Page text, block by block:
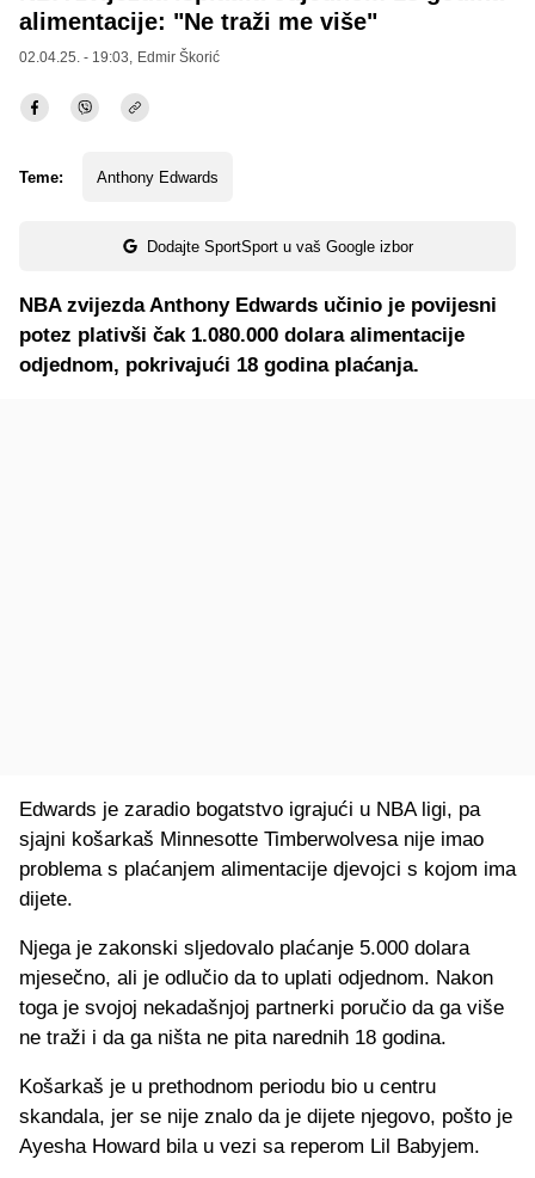
alimentacije: "Ne traži me više"
02.04.25. - 19:03, Edmir Škorić
Teme: Anthony Edwards
Dodajte SportSport u vaš Google izbor
NBA zvijezda Anthony Edwards učinio je povijesni
potez plativši čak 1.080.000 dolara alimentacije
odjednom, pokrivajući 18 godina plaćanja.
Edwards je zaradio bogatstvo igrajući u NBA ligi, pa
sjajni košarkaš Minnesotte Timberwolvesa nije imao
problema s plaćanjem alimentacije djevojci s kojom ima
dijete.
Njega je zakonski sljedovalo plaćanje 5.000 dolara
mjesečno, ali je odlučio da to uplati odjednom. Nakon
toga je svojoj nekadašnjoj partnerki poručio da ga više
ne traži i da ga ništa ne pita narednih 18 godina.
Košarkaš je u prethodnom periodu bio u centru
skandala, jer se nije znalo da je dijete njegovo, pošto je
Ayesha Howard bila u vezi sa reperom Lil Babyjem.